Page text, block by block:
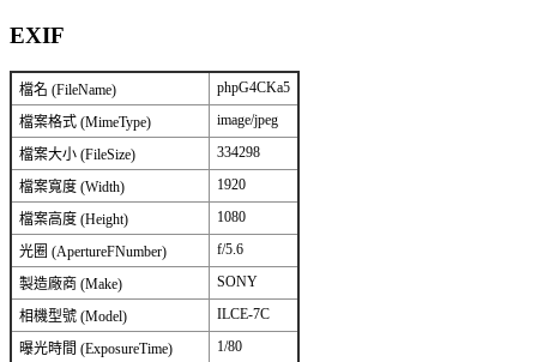
EXIF
檔名 (FileName) phpG4CKa5
檔案格式 (MimeType) image/jpeg
檔案大小 (FileSize) 334298
檔案寬度 (Width) 1920
檔案高度 (Height) 1080
光圈 (ApertureFNumber) f/5.6
製造廠商 (Make) SONY
相機型號 (Model) ILCE-7C
曝光時間 (ExposureTime) 1/80